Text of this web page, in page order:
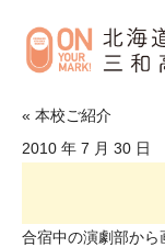
« 本校ご紹介
2010 年 7 月 30 日
合宿中の演劇部から